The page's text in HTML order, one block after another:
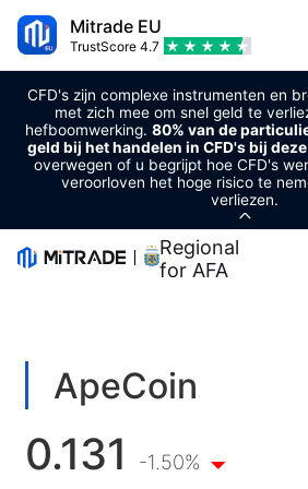
Mitrade EU
TrustScore 4.7
CFD's zijn complexe instrumenten en
met zich mee om snel geld te
hefboomwerking. 80% van de
geld bij het handelen in CFD's bij
overwegen of u begrijpt hoe CFD's
veroorloven het hoge risico te
verliezen.
Regional
for AFA
Forex
Grondstoffen
Cryptovaluta's
Handel
Handelsplatform
Risicobeheer
Markttools
Economische kalender
Voorlichting
ApeCoin
0.131 -1.50%